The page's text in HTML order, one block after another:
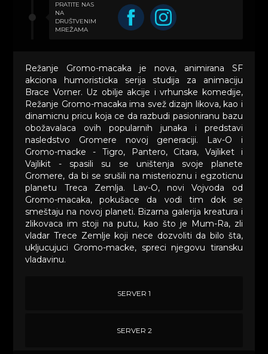
PRATITE NAS
NA
DRUŠTVENIM
MREŽAMA
Režanje Gromo-macaka je nova, animirana SF
akciona humoristicka serija studija za animaciju
Brace Vorner. Uz obilje akcije i vrhunske komedije,
Režanje Gromo-macaka ima svež dizajn likova, kao i
dinamicnu pricu koja ce da razbudi pasioniranu bazu
obožavalaca ovih popularnih junaka i predstavi
nasledstvo Gromere novoj generaciji. Lav-O i
Gromo-macke - Tigro, Pantero, Citara, Vajliket i
Vajlikit - spasili su se uništenja svoje planete
Gromere, da bi se srušili na misterioznu i egzoticnu
planetu Treca Zemlja. Lav-O, novi Vojvoda od
Gromo-macaka, pokušace da vodi tim dok se
smeštaju na novoj planeti. Bizarna galerija kreatura i
zlikovaca im stoji na putu, kao što je Mum-Ra, zli
vladar Trece Zemlje koji nece dozvoliti da bilo šta,
ukljucujuci Gromo-macke, spreci njegovu tiransku
vladavinu.
SERVER 1
SERVER 2